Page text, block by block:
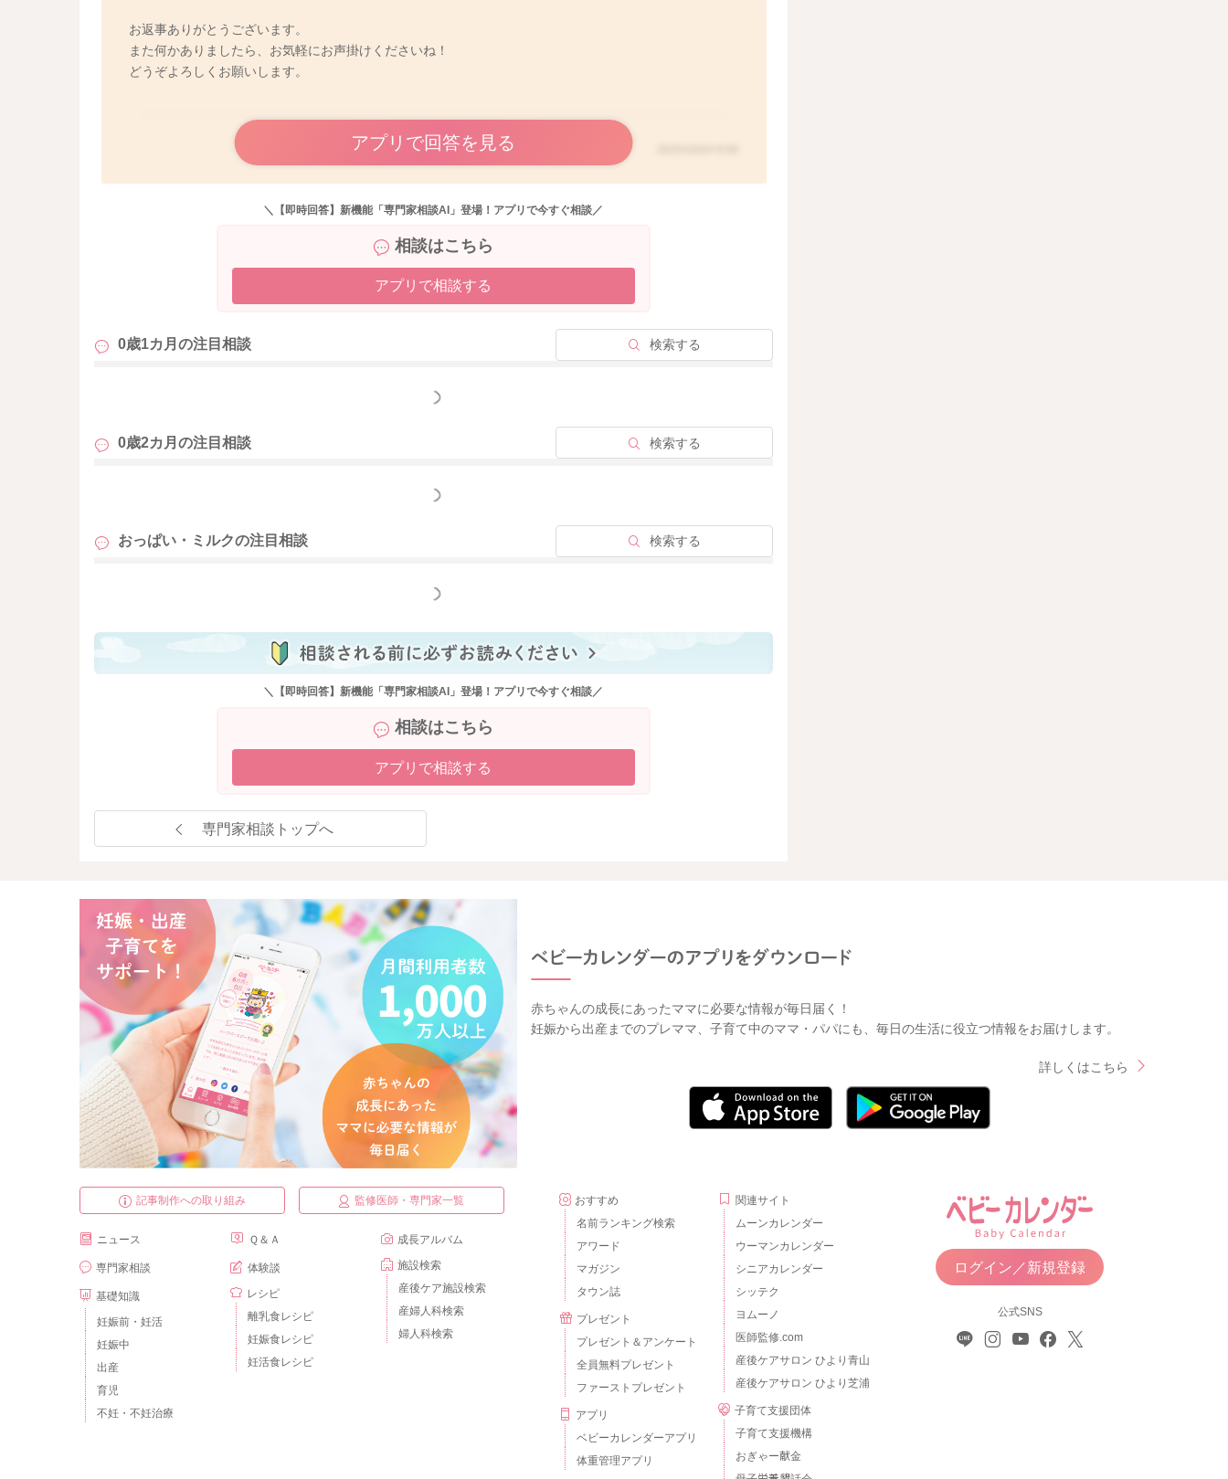
お返事ありがとうございます。
また何かありましたら、お気軽にお声掛けくださいね！
どうぞよろしくお願いします。
アプリで回答を見る
＼【即時回答】新機能「専門家相談AI」登場！アプリで今すぐ相談／
相談はこちら
アプリで相談する
0歳1カ月の注目相談 検索する
もっと見る
0歳2カ月の注目相談 検索する
もっと見る
おっぱい・ミルクの注目相談 検索する
もっと見る
＼【即時回答】新機能「専門家相談AI」登場！アプリで今すぐ相談／
相談はこちら
アプリで相談する
専門家相談トップへ
赤ちゃんの成長にあったママに必要な情報が毎日届く！
妊娠から出産までのプレママ、子育て中のママ・パパにも、毎日の生活に役立つ情報をお届けします。
詳しくはこちら
記事制作への取り組み 監修医師・専門家一覧
ニュース
専門家相談
基礎知識
妊娠前・妊活
妊娠中
出産
育児
不妊・不妊治療
Ｑ＆Ａ
体験談
レシピ
離乳食レシピ
妊娠食レシピ
妊活食レシピ
成長アルバム
施設検索
産後ケア施設検索
産婦人科検索
婦人科検索
おすすめ
名前ランキング検索
アワード
マガジン
タウン誌
プレゼント
プレゼント＆アンケート
全員無料プレゼント
ファーストプレゼント
アプリ
ベビーカレンダーアプリ
体重管理アプリ
関連サイト
ムーンカレンダー
ウーマンカレンダー
シニアカレンダー
シッテク
ヨムーノ
医師監修.com
産後ケアサロン ひより青山
産後ケアサロン ひより芝浦
子育て支援団体
子育て支援機構
おぎゃー献金
ログイン／新規登録
公式SNS